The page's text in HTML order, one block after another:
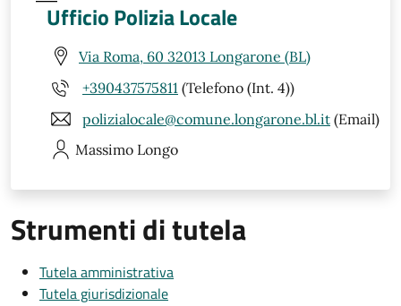
Ufficio Polizia Locale
Via Roma, 60 32013 Longarone (BL)
+390437575811 (Telefono (Int. 4))
polizialocale@comune.longarone.bl.it (Email)
Massimo Longo
Strumenti di tutela
Tutela amministrativa
Tutela giurisdizionale